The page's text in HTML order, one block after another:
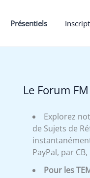
Présentiels
Le Forum FM
Explorez
de Sujets de
PayPal, par
Pour les
34,65 €.
Clés
Grades